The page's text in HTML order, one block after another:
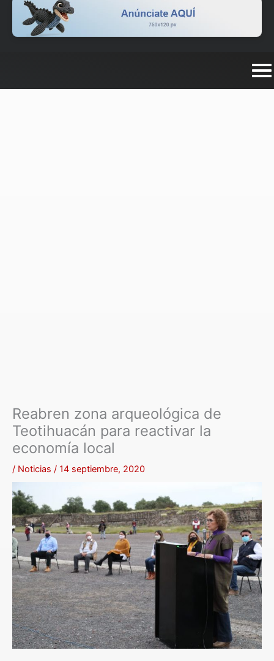
Reabren zona arqueológica de
Teotihuacán para reactivar la
economía local
/ Noticias / 14 septiembre, 2020